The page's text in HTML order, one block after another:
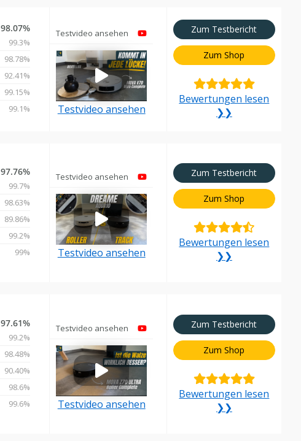
98.07%
99.3%
98.78%
92.41%
99.15%
99.1%
Testvideo ansehen
Testvideo ansehen
Zum Testbericht
Zum Shop
Bewertungen lesen
❯❯
97.76%
99.7%
98.63%
89.86%
99.2%
99%
Testvideo ansehen
Testvideo ansehen
Zum Testbericht
Zum Shop
Bewertungen lesen
❯❯
97.61%
99.2%
98.48%
90.40%
98.6%
99.6%
Testvideo ansehen
Testvideo ansehen
Zum Testbericht
Zum Shop
Bewertungen lesen
❯❯